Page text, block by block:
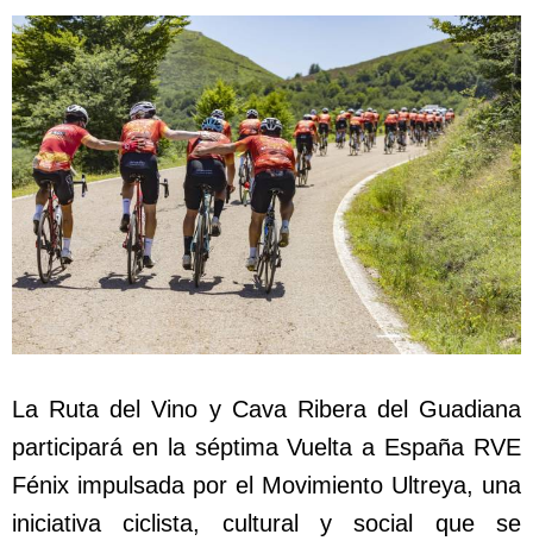
La Ruta del Vino y Cava Ribera del Guadiana
participará en la séptima Vuelta a España RVE
Fénix impulsada por el Movimiento Ultreya, una
iniciativa ciclista, cultural y social que se